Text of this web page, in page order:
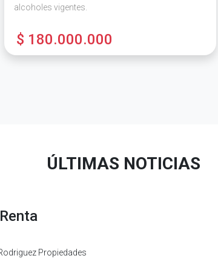
alcoholes vigentes.
$ 180.000.000
ÚLTIMAS NOTICIAS
Propiedades